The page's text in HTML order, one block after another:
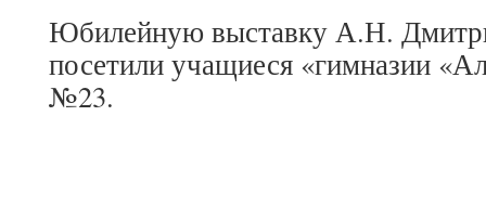
Юбилейную выставку А.Н.
посетили учащиеся «гимназии
№23.